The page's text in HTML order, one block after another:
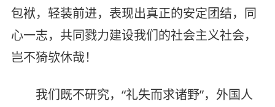
包袱，轻装前进，表现出真正的安定团结，同
心一志，共同戮力建设我们的社会主义社会，
岂不猗欤休哉！
我们既不研究，“礼失而求诸野”，外国人